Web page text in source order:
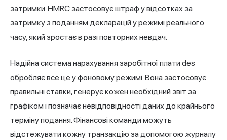
затримки. HMRC застосовує штраф у відсотках за
затримку з поданням декларацій у режимі реального
часу, який зростає в разі повторних невдач.
Надійна система нарахування заробітної плати des
обробляє все це у фоновому режимі. Вона застосовує
правильні ставки, генерує кожен необхідний звіт за
графіком і позначає невідповідності даних до крайнього
терміну подання. Фінансові команди можуть
відстежувати кожну транзакцію за допомогою журналу